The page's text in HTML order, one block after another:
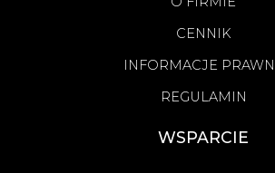
CENNIK
INFORMACJE
REGULAMIN
WSPARCIE